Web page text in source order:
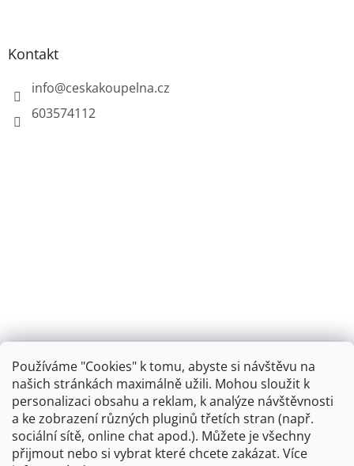
Používáme "Cookies" k tomu, abyste si návštěvu na
našich stránkách maximálně užili. Mohou sloužit k
personalizaci obsahu a reklam, k analýze návštěvnosti
a ke zobrazení různých pluginů třetích stran (např.
sociální sítě, online chat apod.). Můžete je všechny
přijmout nebo si vybrat které chcete zakázat. Více
Kontakt
info@ceskakoupelna.cz
603574112
Retro koupelna